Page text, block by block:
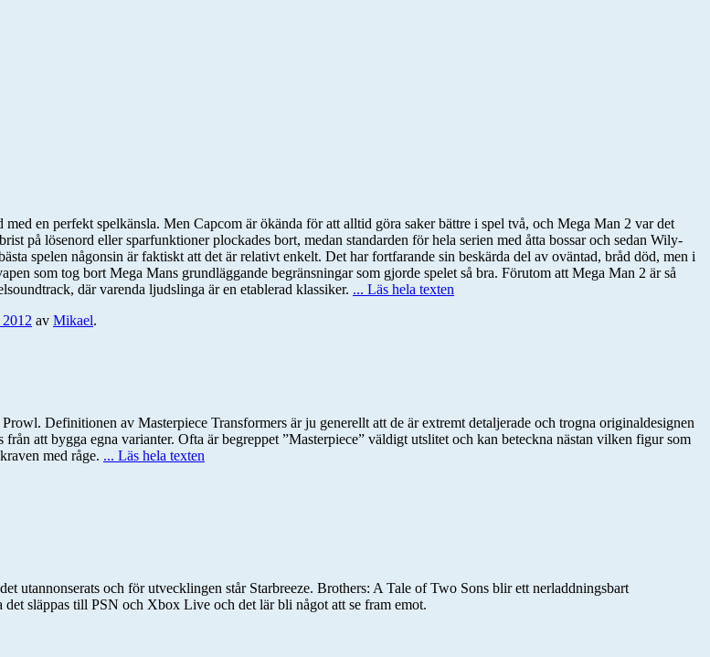
en perfekt spelkänsla. Men Capcom är ökända för att alltid göra saker bättre i spel två, och Mega Man 2 var det
på lösenord eller sparfunktioner plockades bort, medan standarden för hela serien med åtta bossar och sedan Wily-
spelen någonsin är faktiskt att det är relativt enkelt. Det har fortfarande sin beskärda del av oväntad, bråd död, men i
som tog bort Mega Mans grundläggande begränsningar som gjorde spelet så bra. Förutom att Mega Man 2 är så
där varenda ljudslinga är en etablerad klassiker. ... Läs hela texten
2012 av Mikael.
Definitionen av Masterpiece Transformers är ju generellt att de är extremt detaljerade och trogna originaldesignen
att bygga egna varianter. Ofta är begreppet ”Masterpiece” väldigt utslitet och kan beteckna nästan vilken figur som
med råge. ... Läs hela texten
utannonserats och för utvecklingen står Starbreeze. Brothers: A Tale of Two Sons blir ett nerladdningsbart
släppas till PSN och Xbox Live och det lär bli något att se fram emot.